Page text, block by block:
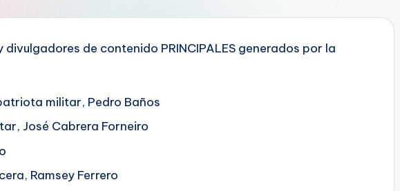
de contenido PRINCIPALES generados por la
militar, Pedro Baños
José Cabrera Forneiro
Ramsey Ferrero